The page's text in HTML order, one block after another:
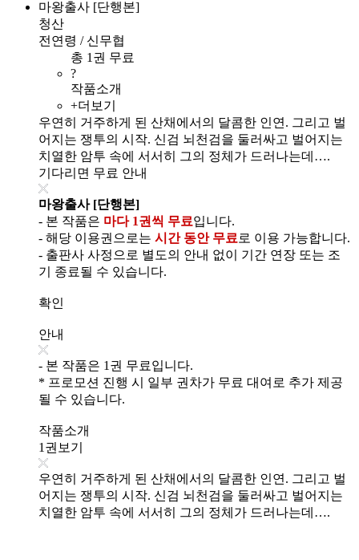
마왕출사 [단행본]
청산
전연령 / 신무협
총 1권 무료
?
작품소개
+더보기
우연히 거주하게 된 산채에서의 달콤한 인연. 그리고 벌
어지는 쟁투의 시작. 신검 뇌천검을 둘러싸고 벌어지는
치열한 암투 속에 서서히 그의 정체가 드러나는데….
기다리면 무료 안내
마왕출사 [단행본]
- 본 작품은 마다 1권씩 무료입니다.
- 해당 이용권으로는 시간 동안 무료 로 이용 가능합니다.
- 출판사 사정으로 별도의 안내 없이 기간 연장 또는 조
기 종료될 수 있습니다.
확인
안내
- 본 작품은 1권 무료입니다.
* 프로모션 진행 시 일부 권차가 무료 대여로 추가 제공
될 수 있습니다.
작품소개
1권보기
우연히 거주하게 된 산채에서의 달콤한 인연. 그리고 벌
어지는 쟁투의 시작. 신검 뇌천검을 둘러싸고 벌어지는
치열한 암투 속에 서서히 그의 정체가 드러나는데….